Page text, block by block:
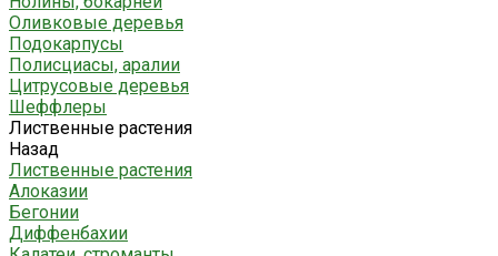
Оливковые деревья
Подокарпусы
Полисциасы, аралии
Цитрусовые деревья
Шеффлеры
Лиственные растения
Назад
Лиственные растения
Алоказии
Бегонии
Диффенбахии